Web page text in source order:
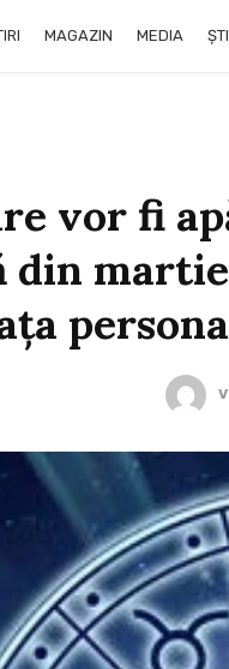
MAGAZIN MEDIA
vor fi
din